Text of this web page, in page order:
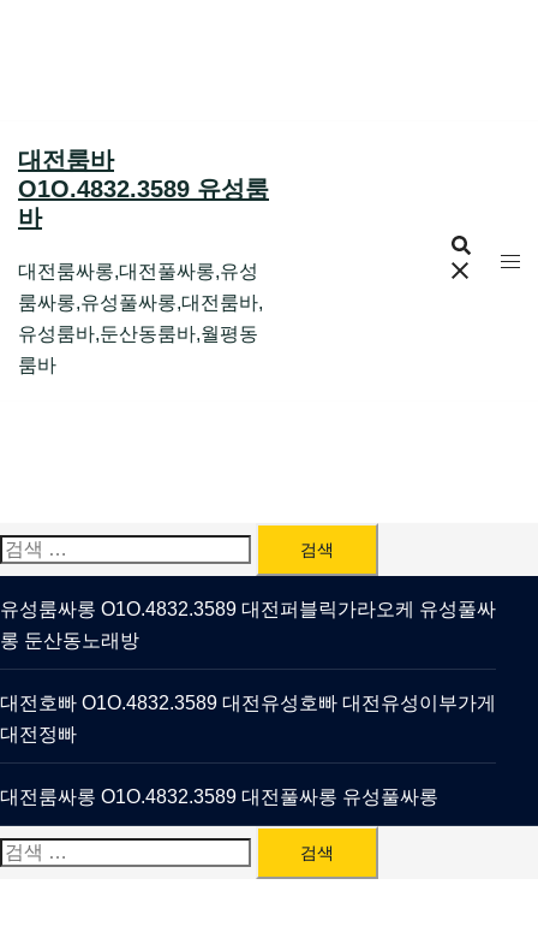
대전룸바
O1O.4832.3589 유성룸
바
대전룸싸롱,대전풀싸롱,유성
룸싸롱,유성풀싸롱,대전룸바,
유성룸바,둔산동룸바,월평동
룸바
검
색:
유성룸싸롱 O1O.4832.3589 대전퍼블릭가라오케 유성풀싸
롱 둔산동노래방
대전호빠 O1O.4832.3589 대전유성호빠 대전유성이부가게
대전정빠
대전룸싸롱 O1O.4832.3589 대전풀싸롱 유성풀싸롱
검